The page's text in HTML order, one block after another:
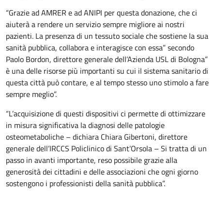
“Grazie ad AMRER e ad ANIPI per questa donazione, che ci
aiuterà a rendere un servizio sempre migliore ai nostri
pazienti. La presenza di un tessuto sociale che sostiene la sua
sanità pubblica, collabora e interagisce con essa” secondo
Paolo Bordon, direttore generale dell’Azienda USL di Bologna”
è una delle risorse più importanti su cui il sistema sanitario di
questa città può contare, e al tempo stesso uno stimolo a fare
sempre meglio”.
“L’acquisizione di questi dispositivi ci permette di ottimizzare
in misura significativa la diagnosi delle patologie
osteometaboliche – dichiara Chiara Gibertoni, direttore
generale dell’IRCCS Policlinico di Sant’Orsola – Si tratta di un
passo in avanti importante, reso possibile grazie alla
generosità dei cittadini e delle associazioni che ogni giorno
sostengono i professionisti della sanità pubblica”.